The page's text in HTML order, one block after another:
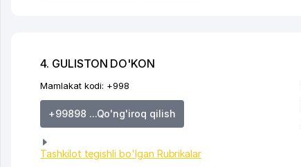
4. GULISTON DO'KON
Mamlakat kodi: +998
+99898 ...Qo'ng'iroq qilish
Tashkilot tegishli bo'lgan Rubrikalar